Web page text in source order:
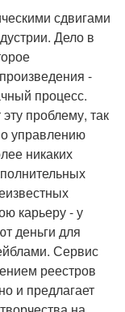
сдвигами
Дело в
-
процесс.
проблему, так
управлению
никаких
карьеру - у
деньги для
Сервис
реестров
и предлагает